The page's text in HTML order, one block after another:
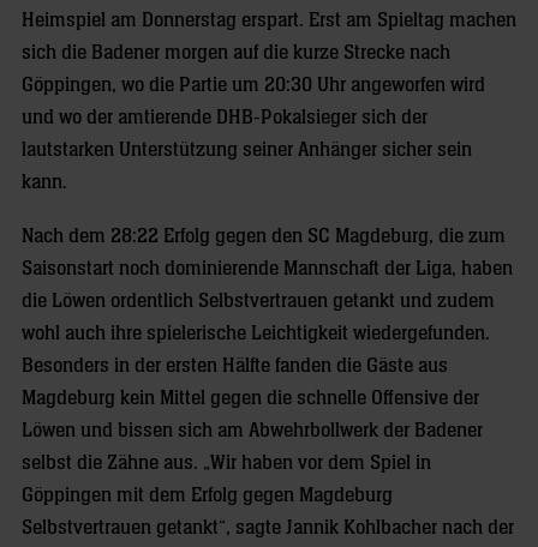
Heimspiel am Donnerstag erspart. Erst am Spieltag machen
sich die Badener morgen auf die kurze Strecke nach
Göppingen, wo die Partie um 20:30 Uhr angeworfen wird
und wo der amtierende DHB-Pokalsieger sich der
lautstarken Unterstützung seiner Anhänger sicher sein
kann.
Nach dem 28:22 Erfolg gegen den SC Magdeburg, die zum
Saisonstart noch dominierende Mannschaft der Liga, haben
die Löwen ordentlich Selbstvertrauen getankt und zudem
wohl auch ihre spielerische Leichtigkeit wiedergefunden.
Besonders in der ersten Hälfte fanden die Gäste aus
Magdeburg kein Mittel gegen die schnelle Offensive der
Löwen und bissen sich am Abwehrbollwerk der Badener
selbst die Zähne aus. „Wir haben vor dem Spiel in
Göppingen mit dem Erfolg gegen Magdeburg
Selbstvertrauen getankt“, sagte Jannik Kohlbacher nach der